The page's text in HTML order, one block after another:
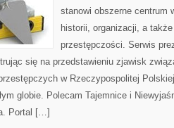
stanowi obszerne centrum
historii, organizacji, a
przestępczości. Serwis
się na przedstawieniu zjawisk
w Rzeczypospolitej
globie. Polecam Tajemnice i
Portal […]